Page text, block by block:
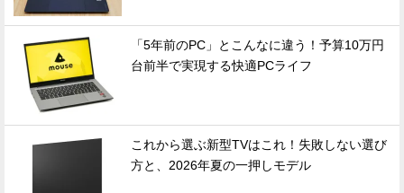
「5年前のPC」とこんなに違う！予算10万円
台前半で実現する快適PCライフ
これから選ぶ新型TVはこれ！失敗しない選び
方と、2026年夏の一押しモデル